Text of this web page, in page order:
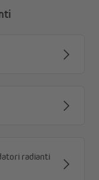
radianti